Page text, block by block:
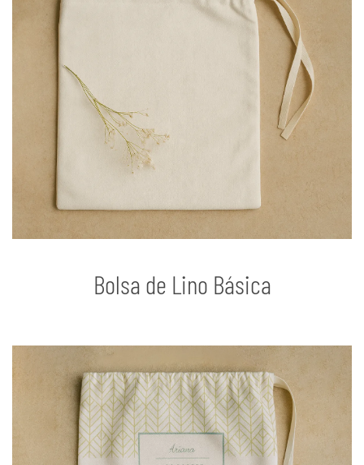
Bolsa de Lino Básica